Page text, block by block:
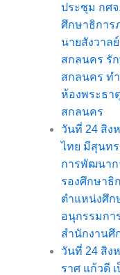
ประชุม กศ
ศึกษาธิการ
นายสังวาล
สกลนคร รั
สกลนคร ท
ห้องพระธา
สกลนคร
วันที่ 24 สิง
ไทย มีสุนท
การพัฒนาก
รองศึกษาธิ
ตำแหน่งศึก
อนุกรรมกา
สำนักงานศึ
วันที่ 24 สิง
ราศ แก้วดี